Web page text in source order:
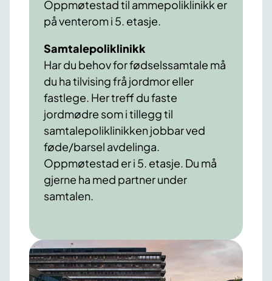
Oppmøtestad til ammepoliklinikk er
på venterom i 5. etasje.
Samtalepoliklinikk
Har du behov for fødselssamtale må
du ha tilvising frå jordmor eller
fastlege. Her treff du faste
jordmødre som i tillegg til
samtalepoliklinikken jobbar ved
føde/barsel avdelinga.
Oppmøtestad er i 5. etasje. Du må
gjerne ha med partner under
samtalen.